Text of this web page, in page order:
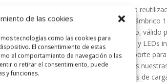
de las cookies
tecnologías como las cookies para
El consentimiento de estas
el comportamiento de navegación o las
o retirar el consentimiento, puede
y funciones.
plástico reciclado, para así fomentar la
distintivo RPET. Incluye cargador inalámbrico
del mismo e incluyendo anillo adhesivo, válido
con puerto Tipo C de entrada/salida y LEDs
para tarjetas, incluidos soporte
capacidades mostradas en todas
con una vida útil de al menos 500 ciclos de